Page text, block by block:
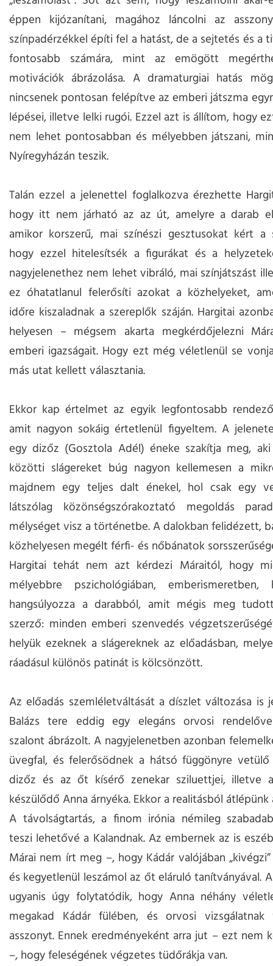
éppen kijózanítani, magához láncolni az
színpadérzékkel építi fel a hatást, de a sejtetés és a
fontosabb számára, mint az emögött
motivációk ábrázolása. A dramaturgiai hatás
nincsenek pontosan felépítve az emberi játszma
lépései, illetve lelki rugói. Ezzel azt is állítom, hogy
nem lehet pontosabban és mélyebben játszani,
Nyíregyházán teszik.
Talán ezzel a jelenettel foglalkozva érezhette
hogy itt nem járható az az út, amelyre a darab
amikor korszerű, mai színészi gesztusokat kért a
hogy ezzel hitelesítsék a figurákat és a
nagyjelenethez nem lehet vibráló, mai színjátszást
ez óhatatlanul felerősíti azokat a közhelyeket,
időre kiszaladnak a szereplők száján. Hargitai
helyesen – mégsem akarta megkérdőjelezni
emberi igazságait. Hogy ezt még véletlenül se
más utat kellett választania.
Ekkor kap értelmet az egyik legfontosabb
amit nagyon sokáig értetlenül figyeltem. A
egy dizőz (Gosztola Adél) éneke szakítja meg,
közötti slágereket búg nagyon kellemesen a
majdnem egy teljes dalt énekel, hol csak egy
látszólag közönségszórakoztató megoldás
mélységet visz a történetbe. A dalokban felidézett,
közhelyesen megélt férfi- és nőbánatok
Hargitai tehát nem azt kérdezi Máraitól, hogy
mélyebbre pszichológiában,
hangsúlyozza a darabból, amit mégis meg
szerző: minden emberi szenvedés
helyük ezeknek a slágereknek az előadásban,
ráadásul különös patinát is kölcsönzött.
Az előadás szemléletváltását a díszlet változása is
Balázs tere eddig egy elegáns orvosi
szalont ábrázolt. A nagyjelenetben azonban
üvegfal, és felerősödnek a hátsó függönyre
dizőz és az őt kísérő zenekar sziluettjei, illetve
készülődő Anna árnyéka. Ekkor a realitásból átlépünk
A távolságtartás, a finom irónia némileg
teszi lehetővé a Kalandnak. Az embernek az is
Márai nem írt meg –, hogy Kádár valójában
és kegyetlenül leszámol az őt eláruló tanítványával.
ugyanis úgy folytatódik, hogy Anna néhány
megakad Kádár fülében, és orvosi
asszonyt. Ennek eredményeként arra jut – ezt nem
–, hogy feleségének végzetes tüdőrákja van.